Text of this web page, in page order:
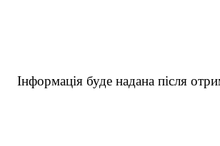
Інформація буде надана після